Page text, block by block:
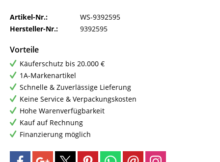
Artikel-Nr.:
WS-9392595
Hersteller-Nr.:
9392595
Vorteile
Käuferschutz bis 20.000 €
1A-Markenartikel
Schnelle & Zuverlässige Lieferung
Keine Service & Verpackungskosten
Hohe Warenverfügbarkeit
Kauf auf Rechnung
Finanzierung möglich